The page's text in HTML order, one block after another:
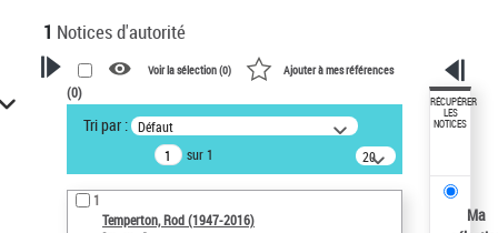
1 Notices d'autorité
VOTRE RECHERCHE
Recherche avancée dans les
notices d’autorité
Œuvres liées à l'auteur :
Temperton, Rod (1947-2016)
Voir la sélection (0) Ajouter à mes références
(0)
Tri par : Défaut
sur 1
20
résultats/page
1
Temperton, Rod (1947-2016)
RÉCUPÉRER
LES
NOTICES
Ma